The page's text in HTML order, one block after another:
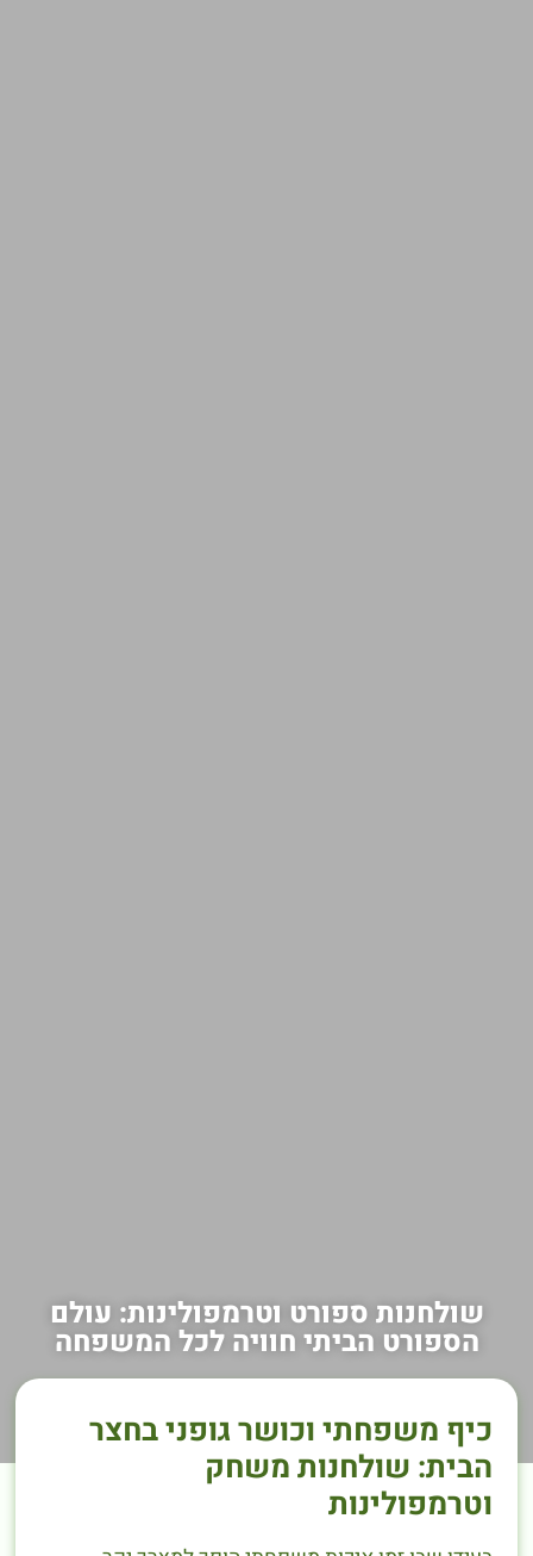
שולחנות ספורט וטרמפולינות: עולם
הספורט הביתי חוויה לכל המשפחה
כיף משפחתי וכושר גופני בחצר
הבית: שולחנות משחק
וטרמפולינות